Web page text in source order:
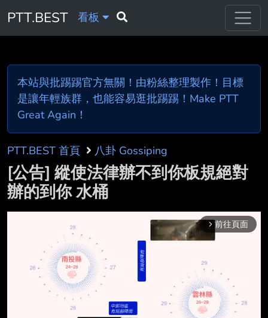
PTT.BEST 看板
本站與批踢踢官方無關！由粉絲整理製作！目標
是讓年輕族群，也能容易逛批踢踢！Make PTT
Great Again！
PTT.BEST 首頁 八卦 Gossiping
[公告] 縱使法律辦不到你板規絕對
辦的到你 水桶
arrow_forward_ios 前往頁面